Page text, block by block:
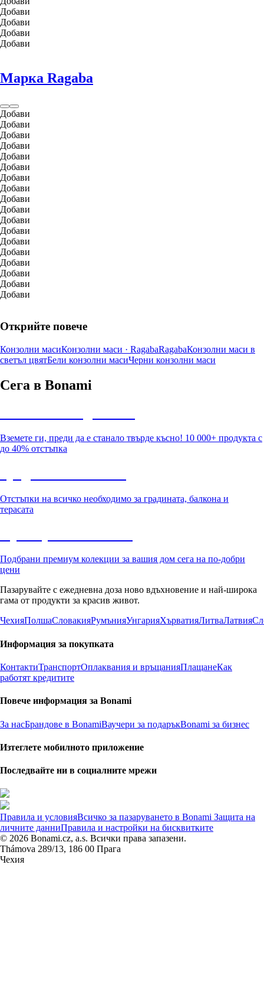
Добави
Добави
Добави
Добави
Марка Ragaba
Добави
Добави
Добави
Добави
Добави
Добави
Добави
Добави
Добави
Добави
Добави
Добави
Добави
Добави
Добави
Добави
Добави
Добави
Открийте повече
Конзолни масиКонзолни маси · RagabaRagabaКонзолни маси в
светъл цвятБели конзолни масиЧерни конзолни маси
Сега в Bonami
Вземете ги, преди да е станало твърде късно! 10 000+ продукта с
до 40% отстъпка
Отстъпки на всичко необходимо за градината, балкона и
терасата
Подбрани премиум колекции за вашия дом сега на по-добри
цени
Пазарувайте с ежедневна доза ново вдъхновение и най-широка
гама от продукти за красив живот.
ЧехияПолшаСловакияРумънияУнгарияХърватияЛитваЛатвия
Информация за покупката
КонтактиТранспортОплаквания и връщанияПлащанеКак
работят кредитите
Повече информация за Bonami
За насБрандове в BonamiВаучери за подаръкBonami за бизнес
Изтеглете мобилното приложение
Последвайте ни в социалните мрежи
Правила и условияВсичко за пазаруването в Bonami Защита на
личните данниПравила и настройки на бисквитките
© 2026 Bonami.cz, a.s. Всички права запазени.
Thámova 289/13, 186 00 Прага
Чехия